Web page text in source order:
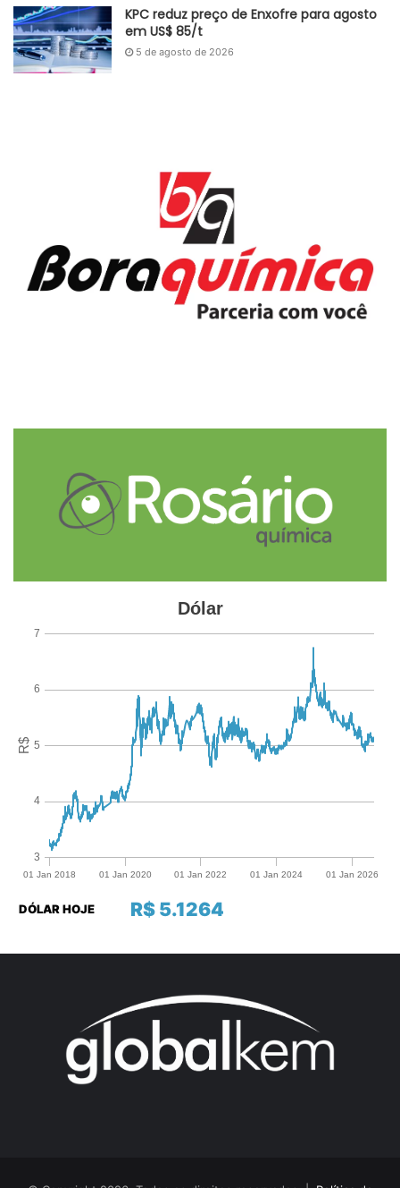
inovação em solventes verdes e materiais de baixo
carbono.
da indústria em um contexto global de tensões comerciais.
Adaptado GlobalKem | 29 de maio de 2025
Fonte
Etiquetas Abiquim gás natural
indústria química
sustentabilidade
KPC reduz preço de Enxofre para agosto
em US$ 85/t
5 de agosto de 2026
R$ 5.1264
DÓLAR HOJE